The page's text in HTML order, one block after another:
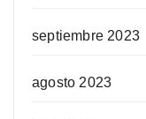
septiembre 2023
agosto 2023